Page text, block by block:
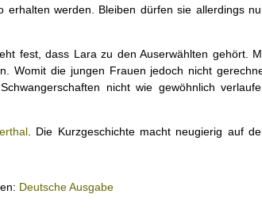
werden. Bleiben dürfen sie allerdings
fest, dass Lara zu den Auserwählten gehört.
Womit die jungen Frauen jedoch nicht
nicht wie gewöhnlich
. Die Kurzgeschichte macht neugierig auf
Deutsche Ausgabe